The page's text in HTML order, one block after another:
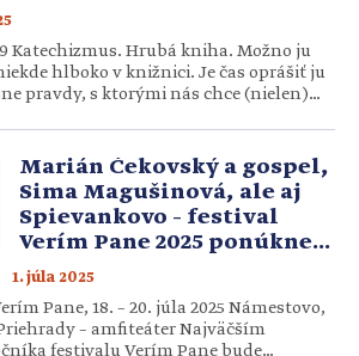
Katechizmus. Hrubá kniha. Možno ju
hlboko v knižnici. Je čas oprášiť ju
pravdy, s ktorými nás chce (nielen)
aj sväto žili. Autor: Mária
Vandáková Čo je vernosť […]
Marián Čekovský a gospel,
Sima Magušinová, ale aj
Spievankovo – festival
Verím Pane 2025 ponúkne
bohatý hudobný,
duchovný, diskusný
a detský program
1. júla 2025
Pane, 18. – 20. júla 2025 Námestovo,
– amfiteáter Najväčším